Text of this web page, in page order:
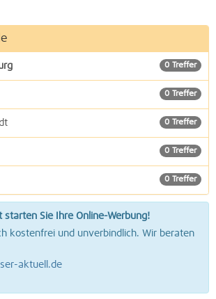
0 Treffer
0 Treffer
0 Treffer
0 Treffer
0 Treffer
starten Sie Ihre Online-Werbung!
kostenfrei und unverbindlich. Wir beraten
aktuell.de